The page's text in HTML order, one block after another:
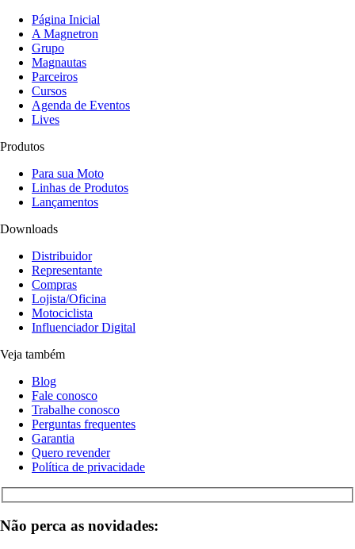
Página Inicial
A Magnetron
Grupo
Magnautas
Parceiros
Cursos
Agenda de Eventos
Lives
Produtos
Para sua Moto
Linhas de Produtos
Lançamentos
Downloads
Distribuidor
Representante
Compras
Lojista/Oficina
Motociclista
Influenciador Digital
Veja também
Blog
Fale conosco
Trabalhe conosco
Perguntas frequentes
Garantia
Quero revender
Política de privacidade
Não perca as novidades: